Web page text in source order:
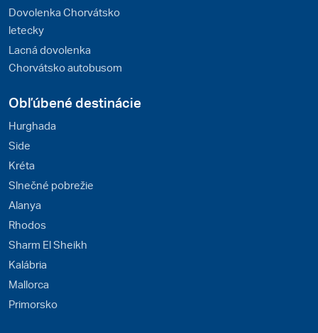
Dovolenka Chorvátsko
letecky
Lacná dovolenka
Chorvátsko autobusom
Obľúbené destinácie
Hurghada
Side
Kréta
Slnečné pobrežie
Alanya
Rhodos
Sharm El Sheikh
Kalábria
Mallorca
Primorsko